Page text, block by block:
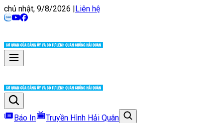
chủ nhật, 9/8/2026 |Liên hệ
Báo In Truyền Hình Hải Quân